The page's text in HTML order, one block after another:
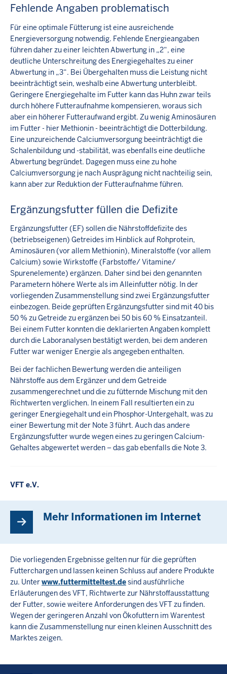
Fehlende Angaben problematisch
Für eine optimale Fütterung ist eine ausreichende
Energieversorgung notwendig. Fehlende Energieangaben
führen daher zu einer leichten Abwertung in „2“, eine
deutliche Unterschreitung des Energiegehaltes zu einer
Abwertung in „3“. Bei Übergehalten muss die Leistung nicht
beeinträchtigt sein, weshalb eine Abwertung unterbleibt.
Geringere Energiegehalte im Futter kann das Huhn zwar teils
durch höhere Futteraufnahme kompensieren, woraus sich
aber ein höherer Futteraufwand ergibt. Zu wenig Aminosäuren
im Futter - hier Methionin - beeinträchtigt die Dotterbildung.
Eine unzureichende Calciumversorgung beeinträchtigt die
Schalenbildung und -stabilität, was ebenfalls eine deutliche
Abwertung begründet. Dagegen muss eine zu hohe
Calciumversorgung je nach Ausprägung nicht nachteilig sein,
kann aber zur Reduktion der Futteraufnahme führen.
Ergänzungsfutter füllen die Defizite
Ergänzungsfutter (EF) sollen die Nährstoffdefizite des
(betriebseigenen) Getreides im Hinblick auf Rohprotein,
Aminosäuren (vor allem Methionin), Mineralstoffe (vor allem
Calcium) sowie Wirkstoffe (Farbstoffe/ Vitamine/
Spurenelemente) ergänzen. Daher sind bei den genannten
Parametern höhere Werte als im Alleinfutter nötig. In der
vorliegenden Zusammenstellung sind zwei Ergänzungsfutter
einbezogen. Beide geprüften Ergänzungsfutter sind mit 40 bis
50 % zu Getreide zu ergänzen bei 50 bis 60 % Einsatzanteil.
Bei einem Futter konnten die deklarierten Angaben komplett
durch die Laboranalysen bestätigt werden, bei dem anderen
Futter war weniger Energie als angegeben enthalten.
Bei der fachlichen Bewertung werden die anteiligen
Nährstoffe aus dem Ergänzer und dem Getreide
zusammengerechnet und die zu fütternde Mischung mit den
Richtwerten verglichen. In einem Fall resultierten ein zu
geringer Energiegehalt und ein Phosphor-Untergehalt, was zu
einer Bewertung mit der Note 3 führt. Auch das andere
Ergänzungsfutter wurde wegen eines zu geringen Calcium-
Gehaltes abgewertet werden – das gab ebenfalls die Note 3.
VFT e.V.
Mehr Informationen im Internet
Die vorliegenden Ergebnisse gelten nur für die geprüften
Futterchargen und lassen keinen Schluss auf andere Produkte
zu. Unterwww.futtermitteltest.desind ausführliche
Erläuterungen des VFT, Richtwerte zur Nährstoffausstattung
der Futter, sowie weitere Anforderungen des VFT zu finden.
Wegen der geringeren Anzahl von Ökofuttern im Warentest
kann die Zusammenstellung nur einen kleinen Ausschnitt des
Marktes zeigen.